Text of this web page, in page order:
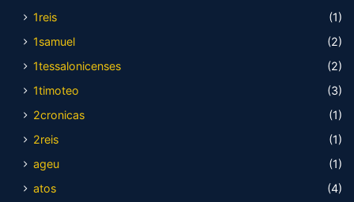
1reis
(1)
1samuel
(2)
1tessalonicenses
(2)
1timoteo
(3)
2cronicas
(1)
2reis
(1)
ageu
(1)
atos
(4)